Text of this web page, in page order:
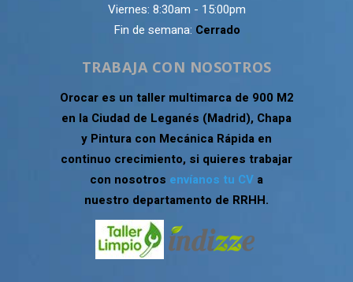
Viernes: 8:30am - 15:00pm
Fin de semana: Cerrado
TRABAJA CON NOSOTROS
Orocar es un taller multimarca de 900 M2
en la Ciudad de Leganés (Madrid), Chapa
y Pintura con Mecánica Rápida en
continuo crecimiento, si quieres trabajar
con nosotros envíanos tu CV a
nuestro departamento de RRHH.